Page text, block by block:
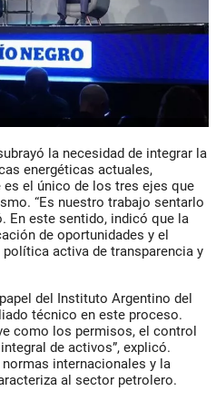
la necesidad de integrar la
energéticas actuales,
el único de los tres ejes que
“Es nuestro trabajo sentarlo
En este sentido, indicó que la
de oportunidades y el
activa de transparencia y
del Instituto Argentino del
técnico en este proceso.
como los permisos, el control
de activos”, explicó.
internacionales y la
al sector petrolero.